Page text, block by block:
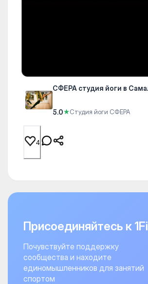
СФЕРА студия йоги в
5.0★Студия йоги СФЕРА
4
Присоединяйтесь к
Почувствуйте поддержку
сообщества и находите
единомышленников для занятий
спортом